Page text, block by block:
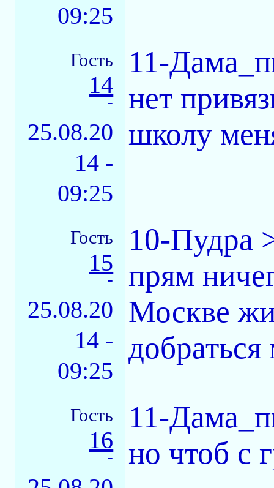
09:25
Гость
14
-
25.08.20
14 -
09:25
11-
нет
школу
Гость
15
-
25.08.20
14 -
09:25
10-Пудра
прям
Москве
Гость
16
-
11-
но чтоб с